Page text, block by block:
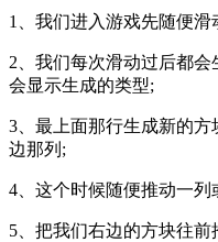
1、我们进入游戏先随便
2、我们每次滑动过后都
会显示生成的类型;
3、最上面那行生成新的
边那列;
4、这个时候随便推动一
5、把我们右边的方块往